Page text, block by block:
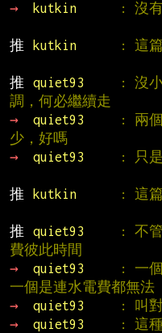
→
kutkin
: 沒
推
kutkin
: 這
推
quiet93
: 沒
調，何必繼續走
→
quiet93
: 兩
少，好嗎
→
quiet93
: 只
推
kutkin
: 這
推
quiet93
: 不
費彼此時間
→
quiet93
: 一
一個是連水電費都無法
→
quiet93 : 叫
→
quiet93
: 這